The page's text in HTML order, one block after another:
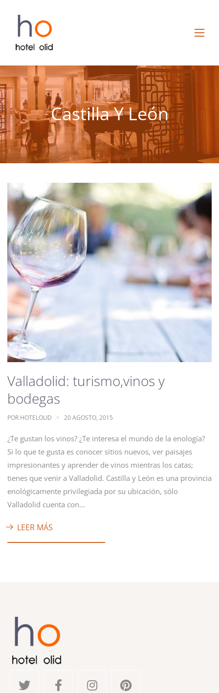
Castilla Y León
Valladolid: turismo,vinos y
bodegas
POR HOTELOLID 20 AGOSTO, 2015
¿Te gustan los vinos? ¿Te interesa el mundo de la enología?
Si lo que te gusta es conocer sitios nuevos, ver paisajes
impresionantes y aprender de vinos mientras los catas;
tienes que venir a Valladolid. Castilla y León es una provincia
enológicamente privilegiada por su ubicación, sólo
Valladolid cuenta con…
LEER MÁS